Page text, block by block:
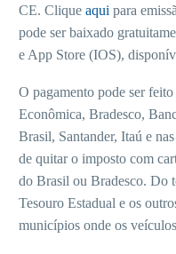
CE. Clique aqui para
pode ser baixado
e App Store (IOS),
O pagamento pode ser
Econômica, Bradesco,
Brasil, Santander, Itaú e
de quitar o imposto com
do Brasil ou Bradesco. Do
Tesouro Estadual e os
municípios onde os